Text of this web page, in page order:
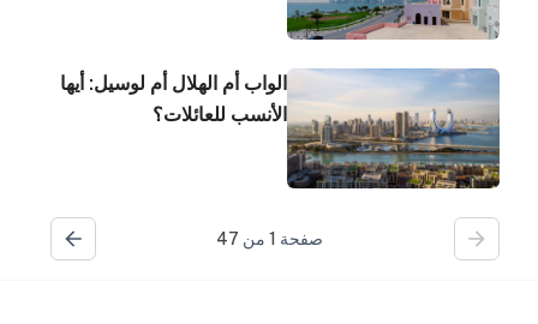
الواب أم الهلال أم لوسيل: أيها
الأنسب للعائلات؟
صفحة 1 من 47